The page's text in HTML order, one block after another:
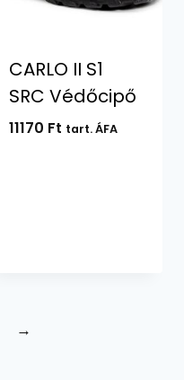
CARLO II S1
SRC Védőcipő
11170 Ft tart. ÁFA
→